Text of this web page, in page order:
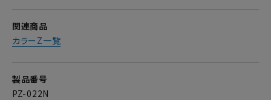
関連商品
カラーZ一覧
製品番号
PZ-022N